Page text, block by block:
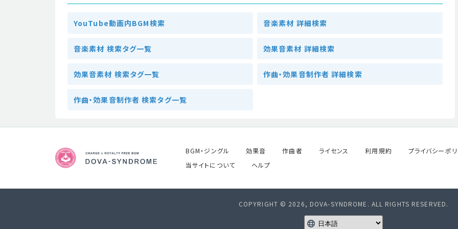
YouTube動画内BGM検索 音楽素材 詳細検索
音楽素材 検索タグ一覧 効果音素材 詳細検索
効果音素材 検索タグ一覧 作曲・効果音制作者 詳細検索
作曲・効果音制作者 検索タグ一覧
BGM・ジングル 効果音 作曲者 ライセンス 利用規約 プライバシーポ
当サイトについて
ヘルプ
COPYRIGHT © 2026, DOVA-SYNDROME. ALL RIGHTS RESERVED.